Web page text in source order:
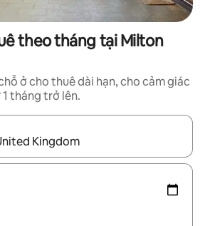
theo tháng tại Milton
ở cho thuê dài hạn, cho cảm giác
tháng trở lên.
điều hướng bằng phím mũi tên lên và